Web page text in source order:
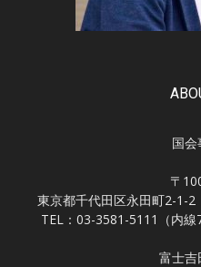
国
〒
東京都千代田区永田町2-1-
TEL：03-3581-5111（内
富士吉